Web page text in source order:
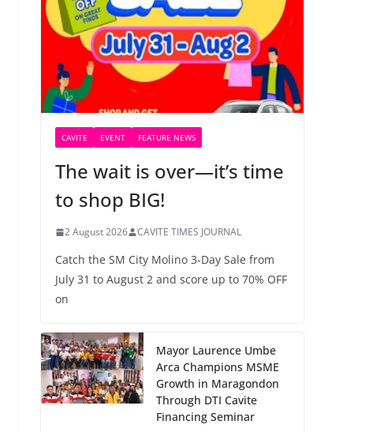
CAVITE EVENT FEATURE NEWS
The wait is over—it’s time
to shop BIG!
2 August 2026 CAVITE TIMES JOURNAL
Catch the SM City Molino 3-Day Sale from
July 31 to August 2 and score up to 70% OFF
on
Mayor Laurence Umbe
Arca Champions MSME
Growth in Maragondon
Through DTI Cavite
Financing Seminar